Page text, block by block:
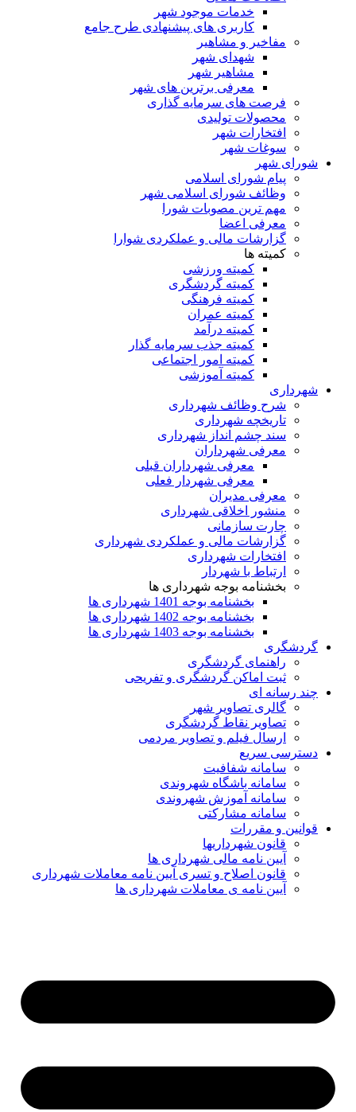
خدمات موجود شهر
کاربری های پیشنهادی طرح جامع
مفاخیر و مشاهیر
شهدای شهر
مشاهیر شهر
معرفی برترین های شهر
فرصت های سرمایه گذاری
محصولات تولیدی
افتخارات شهر
سوغات شهر
شورای شهر
پیام شورای اسلامی
وظائف شورای اسلامی شهر
مهم ترین مصوبات شورا
معرفی اعضا
گزارشات مالی و عملکردی شوارا
کمیته ها
کمیته ورزشی
کمیته گردشگری
کمیته فرهنگی
کمیته عمران
کمیته درآمد
کمیته جذب سرمایه گذار
کمیته امور اجتماعی
کمیته آموزشی
شهرداری
شرح وظائف شهرداری
تاریخچه شهرداری
سند چشم انداز شهرداری
معرفی شهرداران
معرفی شهرداران قبلی
معرفی شهردار فعلی
معرفی مدیران
منشور اخلاقی شهرداری
چارت سازمانی
گزارشات مالی و عملکردی شهرداری
افتخارات شهرداری
ارتباط با شهردار
بخشنامه بوجه شهرداری ها
بخشنامه بوجه 1401 شهرداری ها
بخشنامه بوجه 1402 شهرداری ها
بخشنامه بوجه 1403 شهرداری ها
گردشگری
راهنمای گردشگری
ثبت اماکن گردشگری و تفریحی
چند رسانه ای
گالری تصاویر شهر
تصاویر نقاط گردشگری
ارسال فیلم و تصاویر مردمی
دسترسی سریع
سامانه شفافیت
سامانه باشگاه شهروندی
سامانه آموزش شهروندی
سامانه مشارکتی
قوانین و مقررات
قانون شهرداریها
آیین نامه مالی شهرداری ها
قانون اصلاح و تسری آیین نامه معاملات شهرداری
آیین نامه ی معاملات شهرداری ها